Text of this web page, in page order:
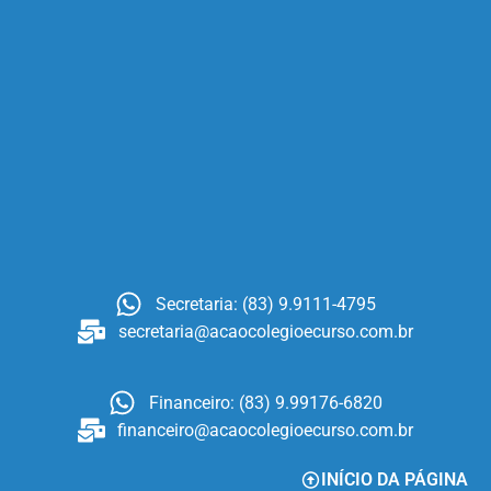
Secretaria: (83) 9.9111-4795
secretaria@acaocolegioecurso.com.br
Financeiro: (83) 9.99176-6820
financeiro@acaocolegioecurso.com.br
INÍCIO DA PÁGINA